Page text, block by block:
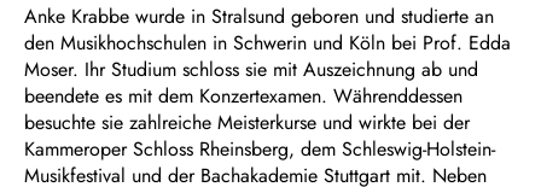
Anke Krabbe wurde in Stralsund geboren und studierte an
den Musikhochschulen in Schwerin und Köln bei Prof. Edda
Moser. Ihr Studium schloss sie mit Auszeichnung ab und
beendete es mit dem Konzertexamen. Währenddessen
besuchte sie zahlreiche Meisterkurse und wirkte bei der
Kammeroper Schloss Rheinsberg, dem Schleswig-Holstein-
Musikfestival und der Bachakademie Stuttgart mit. Neben